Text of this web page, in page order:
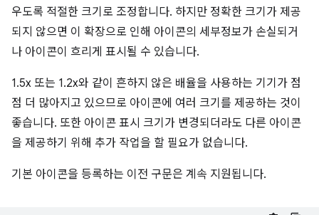
우도록 적절한 크기로 조정합니다. 하지만 정확한 크기가 제공
되지 않으면 이 확장으로 인해 아이콘의 세부정보가 손실되거
나 아이콘이 흐리게 표시될 수 있습니다.
1.5x 또는 1.2x와 같이 흔하지 않은 배율을 사용하는 기기가 점
점 더 많아지고 있으므로 아이콘에 여러 크기를 제공하는 것이
좋습니다. 또한 아이콘 표시 크기가 변경되더라도 다른 아이콘
을 제공하기 위해 추가 작업을 할 필요가 없습니다.
기본 아이콘을 등록하는 이전 구문은 계속 지원됩니다.